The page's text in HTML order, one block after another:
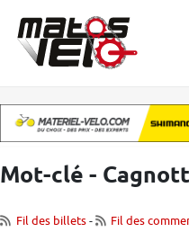
Mot-clé -
Fil des billets- Fil des